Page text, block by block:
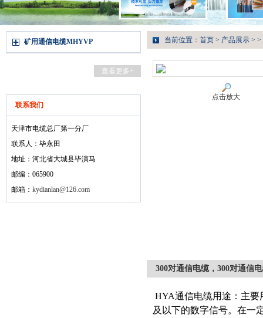
矿用通信电缆MHYVP
查看更多+
联系我们
天津市电缆总厂第一分厂
联系人：毕永田
地址：河北省大城县毕演马
邮编：065900
邮箱： kydianlan@126.com
当前位置： 首页 > 产品展示 > >
点击放大
300对通信电缆，300对通信
HYA通信电缆用途：主要
及以下的数字信号。在一